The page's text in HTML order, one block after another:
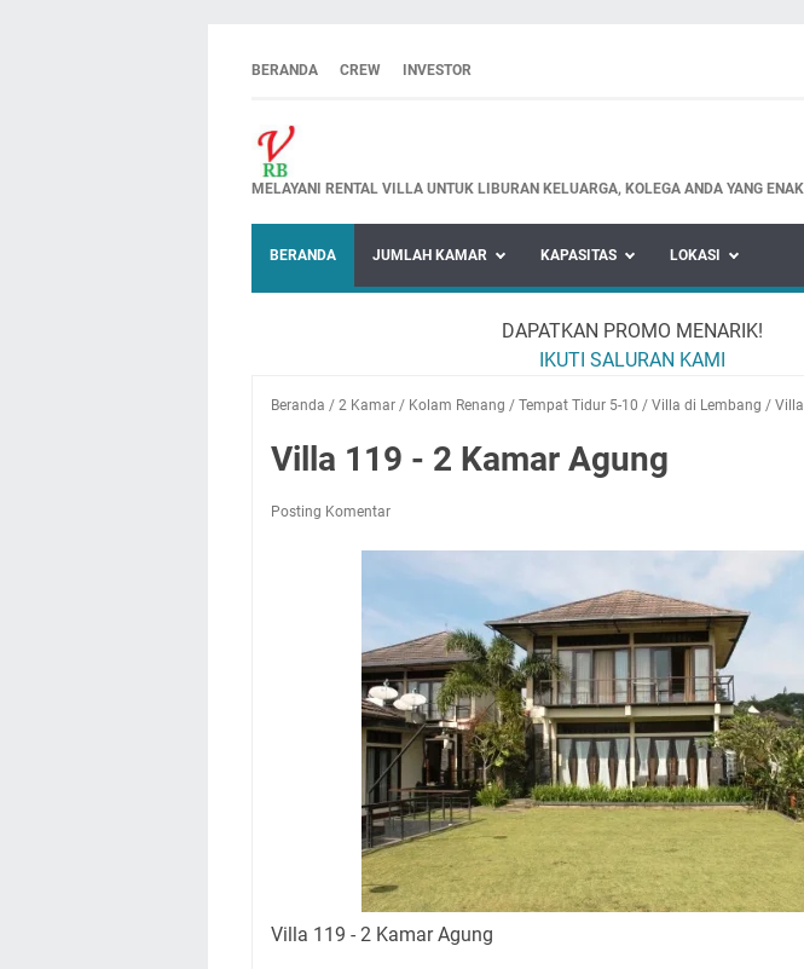
BERANDA CREW INVESTOR
MELAYANI RENTAL VILLA UNTUK LIBURAN KELUARGA, KOLEGA ANDA YANG
BERANDA JUMLAH KAMAR KAPASITAS LOKASI
DAPATKAN PROMO MENARIK!
IKUTI SALURAN KAMI
Beranda / 2 Kamar / Kolam Renang / Tempat Tidur 5-10 / Villa di Lembang /
Villa 119 - 2 Kamar Agung
Posting Komentar
Villa 119 - 2 Kamar Agung